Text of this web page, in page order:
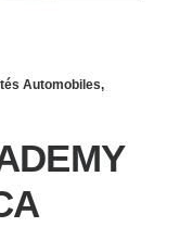
Automobiles,